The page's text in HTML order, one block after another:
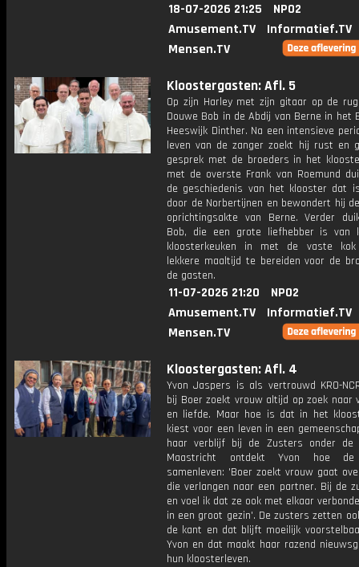
18-07-2026 21:25
NPO2
Amusement.TV
Informatief.TV
Mensen.TV
Kloostergasten: Afl. 5
Op zijn Harley met zijn gitaar op de
Douwe Bob in de Abdij van Berne in het
Heeswijk Dinther. Na een intensieve
leven van de zanger zoekt hij rust en
gesprek met de broeders in het
met de overste Frank van Roemund
de geschiedenis van het klooster dat
door de Norbertijnen en bewondert hij
oprichtingsakte van Berne. Verder
Bob, die een grote liefhebber is van
kloosterkeuken in met de vaste
lekkere maaltijd te bereiden voor de
de gasten.
11-07-2026 21:20
NPO2
Amusement.TV
Informatief.TV
Mensen.TV
Kloostergasten: Afl. 4
Yvon Jaspers is als vertrouwd KRO-
bij Boer zoekt vrouw altijd op zoek naar
en liefde. Maar hoe is dat in het
kiest voor een leven in een
haar verblijf bij de Zusters onder de
Maastricht ontdekt Yvon hoe
samenleven: 'Boer zoekt vrouw gaat
die verlangen naar een partner. Bij de
en voel ik dat ze ook met elkaar
in een groot gezin'. De zusters zetten
de kant en dat blijft moeilijk
Yvon en dat maakt haar razend
hun kloosterleven.